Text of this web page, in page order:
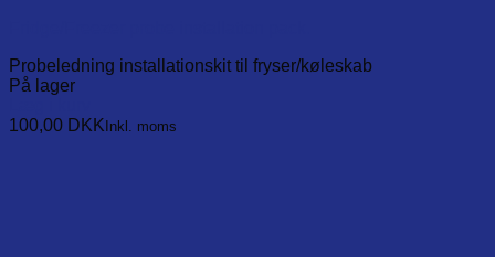
Probeledning installationskit til fryser/køleskab
På lager
100,00 DKK Inkl. moms